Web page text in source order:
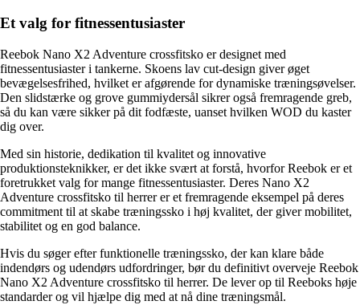
Et valg for fitnessentusiaster
Reebok Nano X2 Adventure crossfitsko er designet med
fitnessentusiaster i tankerne. Skoens lav cut-design giver øget
bevægelsesfrihed, hvilket er afgørende for dynamiske træningsøvelser.
Den slidstærke og grove gummiydersål sikrer også fremragende greb,
så du kan være sikker på dit fodfæste, uanset hvilken WOD du kaster
dig over.
Med sin historie, dedikation til kvalitet og innovative
produktionsteknikker, er det ikke svært at forstå, hvorfor Reebok er et
foretrukket valg for mange fitnessentusiaster. Deres Nano X2
Adventure crossfitsko til herrer er et fremragende eksempel på deres
commitment til at skabe træningssko i høj kvalitet, der giver mobilitet,
stabilitet og en god balance.
Hvis du søger efter funktionelle træningssko, der kan klare både
indendørs og udendørs udfordringer, bør du definitivt overveje Reebok
Nano X2 Adventure crossfitsko til herrer. De lever op til Reeboks høje
standarder og vil hjælpe dig med at nå dine træningsmål.